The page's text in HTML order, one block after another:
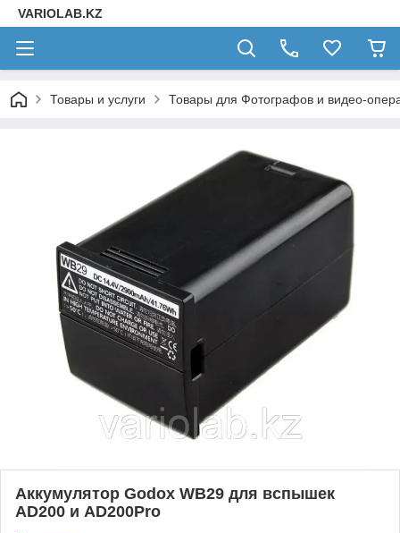
VARIOLAB.KZ
Товары и услуги Товары для Фотографов и видео-
Аккумулятор Godox WB29 для вспышек
AD200 и AD200Pro